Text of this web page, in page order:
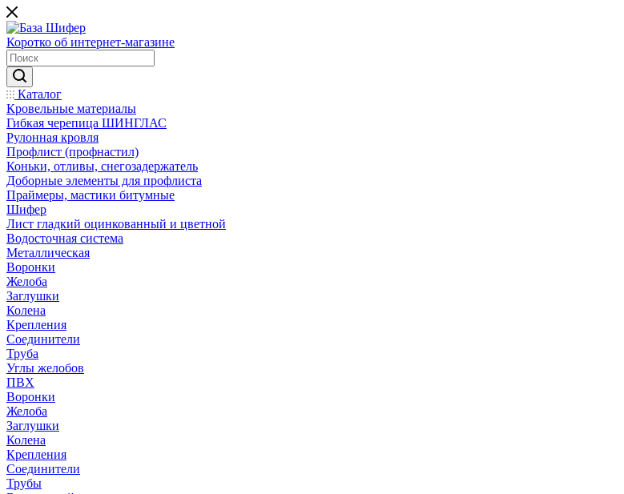
Коротко об интернет-магазине
Каталог
Кровельные материалы
Гибкая черепица ШИНГЛАС
Рулонная кровля
Профлист (профнастил)
Коньки, отливы, снегозадержатель
Доборные элементы для профлиста
Праймеры, мастики битумные
Шифер
Лист гладкий оцинкованный и цветной
Водосточная система
Металлическая
Воронки
Желоба
Заглушки
Колена
Крепления
Соединители
Труба
Углы желобов
ПВХ
Воронки
Желоба
Заглушки
Колена
Крепления
Соединители
Трубы